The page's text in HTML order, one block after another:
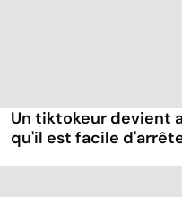
Un tiktokeur devient
qu'il est facile